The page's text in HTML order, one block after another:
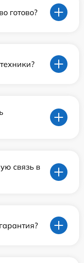
готово?
связь в